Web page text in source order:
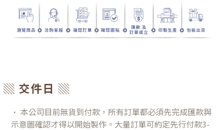
▒ 交件日 ▒
• 本公司目前無貨到付款，所有訂單都必須先完成匯款與
示意圖確認才得以開始製作。大量訂單可約定先行付款3-